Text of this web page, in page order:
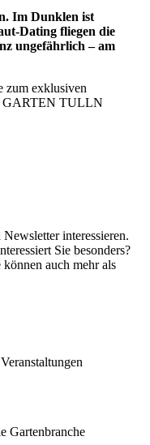
Im Dunklen ist
Dating fliegen die
ungefährlich – am
zum exklusiven
GARTEN TULLN
interessieren.
Sie besonders?
auch mehr als
Gartenbranche